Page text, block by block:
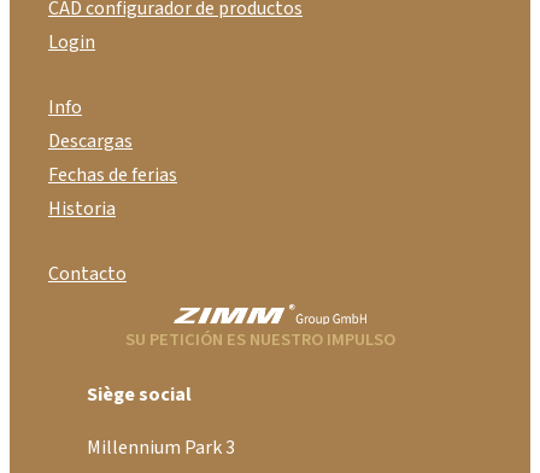
CAD configurador de productos
Login
Info
Descargas
Fechas de ferias
Historia
Contacto
SU PETICIÓN ES NUESTRO IMPULSO
Siège social
Millennium Park 3